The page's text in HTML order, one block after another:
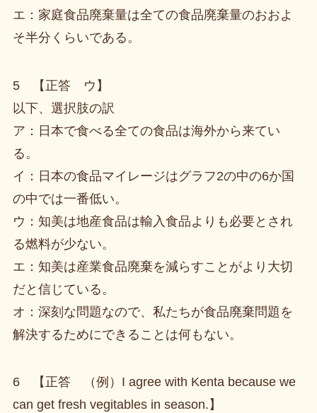
エ：家庭食品廃棄量は全ての食品廃棄量のおおよ
そ半分くらいである。
5 【正答 ウ】
以下、選択肢の訳
ア：日本で食べる全ての食品は海外から来てい
る。
イ：日本の食品マイレージはグラフ2の中の6か国
の中では一番低い。
ウ：知美は地産食品は輸入食品よりも必要とされ
る燃料が少ない。
エ：知美は産業食品廃棄を減らすことがより大切
だと信じている。
オ：深刻な問題なので、私たちが食品廃棄問題を
解決するためにできることは何もない。
6 【正答 （例）I agree with Kenta because we
can get fresh vegitables in season.】